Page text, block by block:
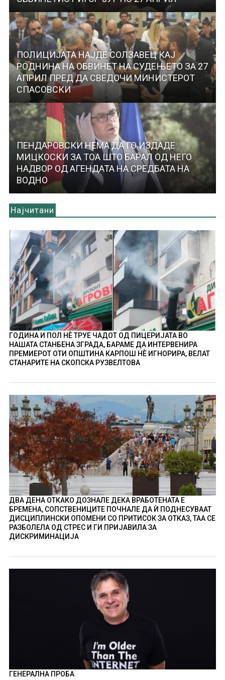
ПОЛИЦИЈАТА НАЈДЕ СОЛЗАВЕЦ КАЈ
РОДНИНА НА ОБВИНЕТ НА СУДЕЊЕТО ЗА 27
АПРИЛ ПРЕД ДА СВЕДОЧИ МИНИСТЕРОТ
СПАСОВСКИ
ПЕНДАРОВСКИ НЕМА ДА ГО ИЗДАДЕ
МИЦКОСКИ ЗА ТОА ШТО БАРАЛ ОД НЕГО
НАДВОР ОД АГЕНДАТА НА СРЕДБАТА НА
ВОДНО
Најчитани
ГОДИНА И ПОЛ НÈ ТРУЕ ЧАДОТ ОД ПИЦЕРИЈАТА ВО
НАШАТА СТАНБЕНА ЗГРАДА, БАРАМЕ ДА ИНТЕРВЕНИРА
ПРЕМИЕРОТ ОТИ ОПШТИНА КАРПОШ НÈ ИГНОРИРА, ВЕЛАТ
СТАНАРИТЕ НА СКОПСКА РУЗВЕЛТОВА
ДВА ДЕНА ОТКАКО ДОЗНАЛЕ ДЕКА ВРАБОТЕНАТА Е
БРЕМЕНА, СОПСТВЕНИЦИТЕ ПОЧНАЛЕ ДА Ѝ ПОДНЕСУВААТ
ДИСЦИПЛИНСКИ ОПОМЕНИ СО ПРИТИСОК ЗА ОТКАЗ, ТАА СЕ
РАЗБОЛЕЛА ОД СТРЕС И ГИ ПРИЈАВИЛА ЗА
ДИСКРИМИНАЦИЈА
ГЕНЕРАЛНА ПРОБА